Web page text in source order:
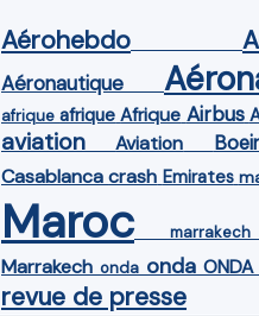
Aérohebdo
Aéronautique
afrique afrique Afrique Airbus
aviation Aviation
Casablanca crash Emirates
Maroc marrakech
Marrakech onda onda ONDA
revue de presse